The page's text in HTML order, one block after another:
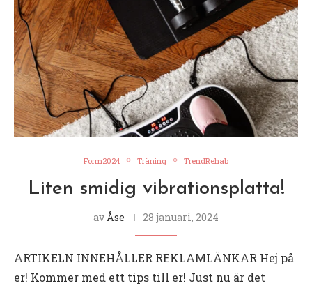
Form2024 Träning TrendRehab
Liten smidig vibrationsplatta!
av Åse 28 januari, 2024
ARTIKELN INNEHÅLLER REKLAMLÄNKAR Hej på
er! Kommer med ett tips till er! Just nu är det